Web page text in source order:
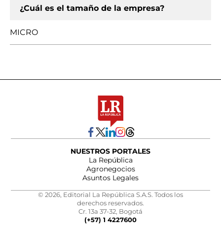
¿Cuál es el tamaño de la empresa?
MICRO
NUESTROS PORTALES
La República
Agronegocios
Asuntos Legales
© 2026, Editorial La República S.A.S. Todos los
derechos reservados.
Cr. 13a 37-32, Bogotá
(+57) 1 4227600